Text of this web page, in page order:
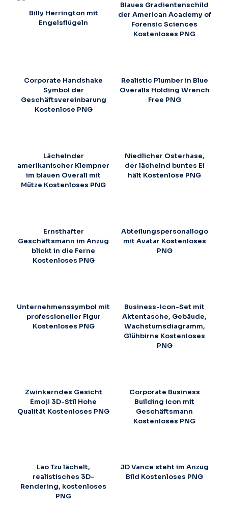
Billy Herrington mit
Engelsflügeln
Blaues Gradientenschild
der American Academy of
Forensic Sciences
Kostenloses PNG
Corporate Handshake
Symbol der
Geschäftsvereinbarung
Kostenlose PNG
Realistic Plumber in Blue
Overalls Holding Wrench
Free PNG
Lächelnder
amerikanischer Klempner
im blauen Overall mit
Mütze Kostenloses PNG
Niedlicher Osterhase,
der lächelnd buntes Ei
hält Kostenlose PNG
Ernsthafter
Geschäftsmann im Anzug
blickt in die Ferne
Kostenloses PNG
Abteilungspersonallogo
mit Avatar Kostenloses
PNG
Unternehmenssymbol mit
professioneller Figur
Kostenloses PNG
Business-Icon-Set mit
Aktentasche, Gebäude,
Wachstumsdiagramm,
Glühbirne Kostenloses
PNG
Zwinkerndes Gesicht
Emoji 3D-Stil Hohe
Qualität Kostenloses PNG
Corporate Business
Building Icon mit
Geschäftsmann
Kostenloses PNG
Lao Tzu lächelt,
realistisches 3D-
Rendering, kostenloses
PNG
JD Vance steht im Anzug
Bild Kostenloses PNG